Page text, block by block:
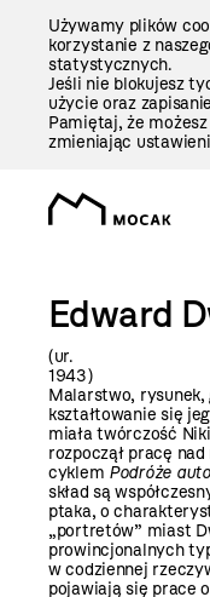
Używamy plików
korzystanie z
statystycznych.
Jeśli nie blokujesz
użycie oraz
Pamiętaj, że
zmieniając
Edward
(ur.
Malarstwo, rysunek,
kształtowanie się
miała twórczość
rozpoczął pracę
cyklem Podróże
skład są
ptaka, o
„portretów” miast
prowincjonalnych
w codziennej
pojawiają się prace